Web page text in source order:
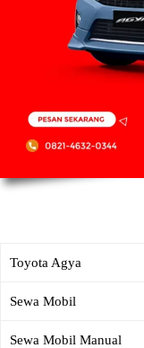
Toyota Agya
Sewa Mobil
Sewa Mobil Manual